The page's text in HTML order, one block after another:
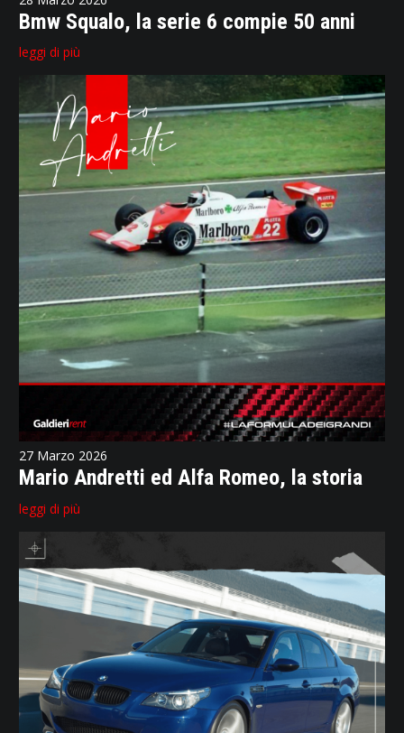
Bmw Squalo, la serie 6 compie 50 anni
leggi di più
27 Marzo 2026
Mario Andretti ed Alfa Romeo, la storia
leggi di più